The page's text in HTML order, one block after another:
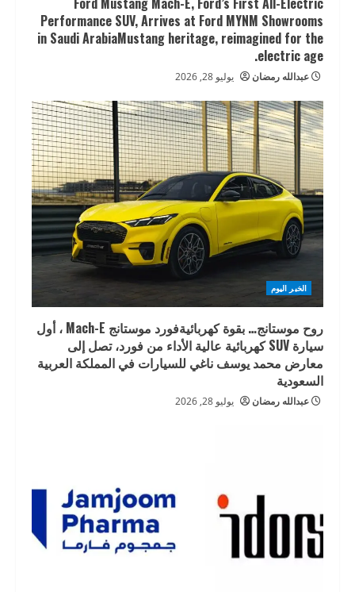
Performance SUV, Arrives at Ford MYNM Showrooms
in Saudi ArabiaMustang heritage, reimagined for the
electric age.
عبدالله رمضان يوليو 28, 2026
الخبر اليوم
روح موستانج… بقوة كهربائيةفورد موستانج Mach-E ، أول
سيارة SUV كهربائية عالية الأداء من فورد، تصل إلى
معارض محمد يوسف ناغي للسيارات في المملكة العربية
السعودية
عبدالله رمضان يوليو 28, 2026